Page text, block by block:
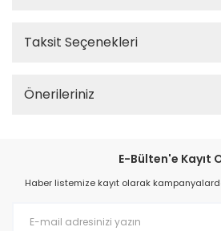
Taksit Seçenekleri
Önerileriniz
E-Bülten'e Kayıt
Haber listemize kayıt olarak